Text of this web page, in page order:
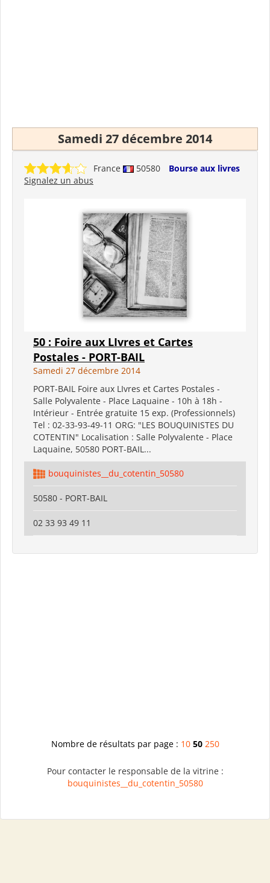
Samedi 27 décembre 2014
France 50580
Bourse aux livres
Signalez un abus
50 : Foire aux LIvres et Cartes
Postales - PORT-BAIL
Samedi 27 décembre 2014
PORT-BAIL Foire aux LIvres et Cartes Postales -
Salle Polyvalente - Place Laquaine - 10h à 18h -
Intérieur - Entrée gratuite 15 exp. (Professionnels)
Tel : 02-33-93-49-11 ORG: "LES BOUQUINISTES DU
COTENTIN" Localisation : Salle Polyvalente - Place
Laquaine, 50580 PORT-BAIL...
bouquinistes__du_cotentin_50580
50580 - PORT-BAIL
02 33 93 49 11
Nombre de résultats par page : 10 50 250
Pour contacter le responsable de la vitrine :
bouquinistes__du_cotentin_50580